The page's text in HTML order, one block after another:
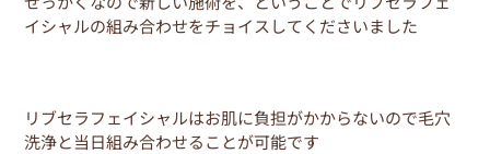
o
k
イシャルの組み合わせをチョイスしてくださいました
リブセラフェイシャルはお肌に負担がかからないので毛穴
洗浄と当日組み合わせることが可能です